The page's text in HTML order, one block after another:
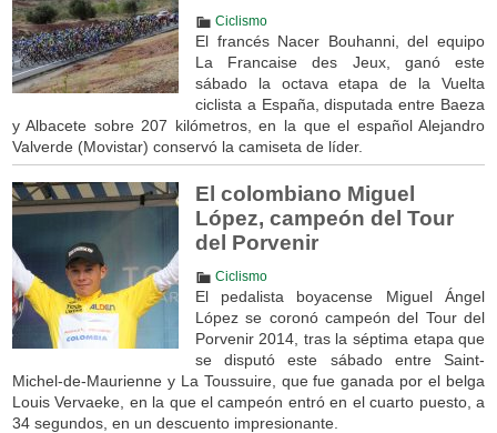
Ciclismo
El francés Nacer Bouhanni, del equipo
La Francaise des Jeux, ganó este
sábado la octava etapa de la Vuelta
ciclista a España, disputada entre Baeza
y Albacete sobre 207 kilómetros, en la que el español Alejandro
Valverde (Movistar) conservó la camiseta de líder.
El colombiano Miguel
López, campeón del Tour
del Porvenir
Ciclismo
El pedalista boyacense Miguel Ángel
López se coronó campeón del Tour del
Porvenir 2014, tras la séptima etapa que
se disputó este sábado entre Saint-
Michel-de-Maurienne y La Toussuire, que fue ganada por el belga
Louis Vervaeke, en la que el campeón entró en el cuarto puesto, a
34 segundos, en un descuento impresionante.